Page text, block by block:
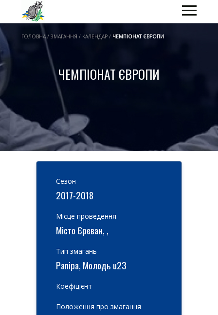
ГОЛОВНА / ЗМАГАННЯ / КАЛЕНДАР / ЧЕМПІОНАТ ЄВРОПИ
ЧЕМПІОНАТ ЄВРОПИ
Cезон
2017-2018
Місце проведення
Місто Єреван, ,
Тип змагань
Рапіра, Молодь u23
Коефіцієнт
Положення про змагання